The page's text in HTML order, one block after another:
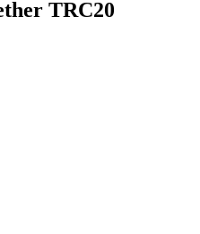
TRC20